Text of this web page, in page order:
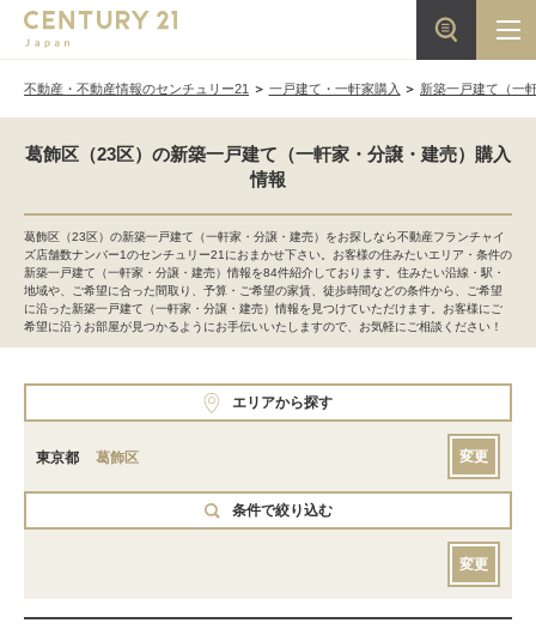
不動産・不動産情報のセンチュリー21 一戸建て・一軒家購入 新築一戸建て（一
葛飾区（23区）の新築一戸建て（一軒家・分譲・建売）購入
情報
葛飾区（23区）の新築一戸建て（一軒家・分譲・建売）をお探しなら不動産フランチャイ
ズ店舗数ナンバー1のセンチュリー21におまかせ下さい。お客様の住みたいエリア・条件の
新築一戸建て（一軒家・分譲・建売）情報を84件紹介しております。住みたい沿線・駅・
地域や、ご希望に合った間取り、予算・ご希望の家賃、徒歩時間などの条件から、ご希望
に沿った新築一戸建て（一軒家・分譲・建売）情報を見つけていただけます。お客様にご
希望に沿うお部屋が見つかるようにお手伝いいたしますので、お気軽にご相談ください！
エリアから探す
東京都 葛飾区 変更
条件で絞り込む
変更